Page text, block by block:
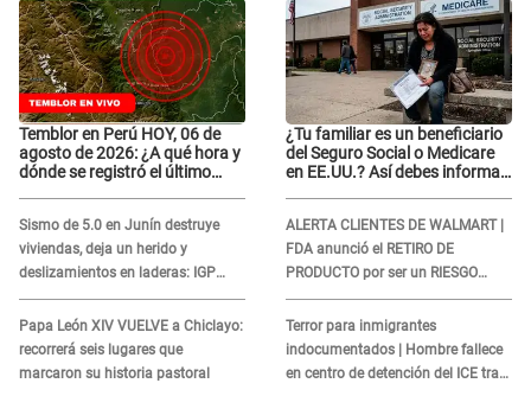
Temblor en Perú HOY, 06 de
agosto de 2026: ¿A qué hora y
dónde se registró el último
Sismo de 5.0 en Junín destruye
viviendas, deja un herido y
deslizamientos en laderas: IGP
alerta sobre posibles réplicas
Papa León XIV VUELVE a Chiclayo:
recorrerá seis lugares que
marcaron su historia pastoral
¿Tu familiar es un beneficiario
del Seguro Social o Medicare
en EE.UU.? Así debes informar
ALERTA CLIENTES DE WALMART |
FDA anunció el RETIRO DE
PRODUCTO por ser un RIESGO
MORTAL para consumidores: ¿Cuál
es?
Terror para inmigrantes
indocumentados | Hombre fallece
en centro de detención del ICE tras